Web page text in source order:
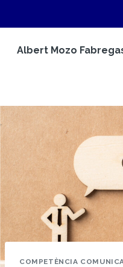
Albert Mozo
COMPETÈNCIA